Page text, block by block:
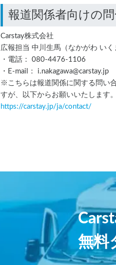
報道関係者向けの
Carstay株式会社
広報担当 中川生馬（なかがわ いく
・電話： 080-4476-1106
・E-mail： i.nakagawa@carstay.jp
※こちらは報道関係に関する問い
すが、以下からお願いいたします。
https://carstay.jp/ja/contact/
無料